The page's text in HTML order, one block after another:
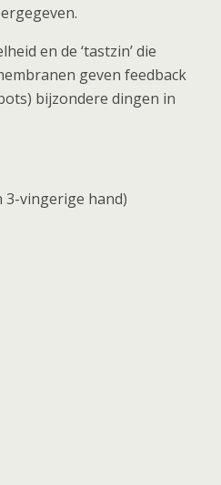
en de ‘tastzin’ die
geven feedback
bijzondere dingen in
3-vingerige hand)